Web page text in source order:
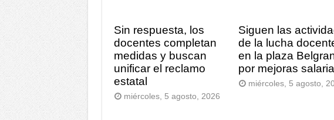
Sin respuesta, los
docentes completan
medidas y buscan
unificar el reclamo
estatal
miércoles, 5 agosto, 2026
Siguen las
de la lucha
en la plaza
por mejoras
miércoles, 5 agosto,